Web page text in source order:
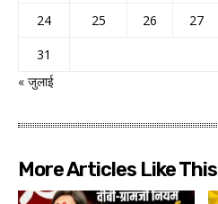
24
25 26 27
31
« जुलाई
More Articles Like This